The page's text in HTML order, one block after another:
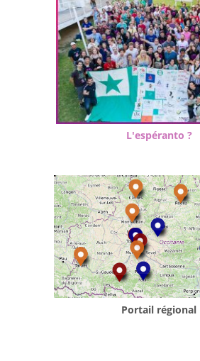
L'espéranto ?
Portail régional